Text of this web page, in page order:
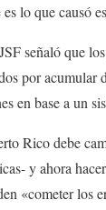
lo que causó
señaló que
por acumular
en base a un
Rico debe
y ahora
«cometer los